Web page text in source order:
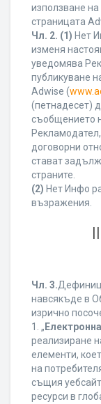
използване
страницата
Чл. 2. (1) Нет
изменя
уведомява
публикуване
Adwise (
(петнадесет)
съобщението
договорни
стават
страните.
(2) Нет Инфо
възражения.
Чл. 3.
навсякъде в
изрично
1. „
реализиране
елементи,
на
същия
ресурси в